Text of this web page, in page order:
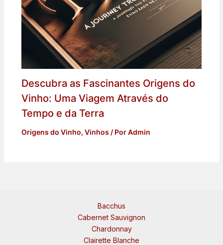
Descubra as Fascinantes Origens do
Vinho: Uma Viagem Através do
Tempo e da Terra
Origens do Vinho, Vinhos / PorAdmin
Bacchus
Cabernet Sauvignon
Chardonnay
Clairette Blanche